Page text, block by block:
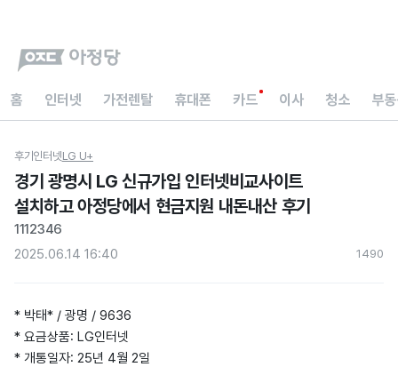
홈 인터넷 가전렌탈 휴대폰 카드 이사 청소 부
후기 인터넷LG U+
경기 광명시 LG 신규가입 인터넷비교사이트
설치하고 아정당에서 현금지원 내돈내산 후기
1112346
2025.06.14 16:40
1490
* 박태* / 광명 / 9636
* 요금상품: LG인터넷
* 개통일자: 25년 4월 2일